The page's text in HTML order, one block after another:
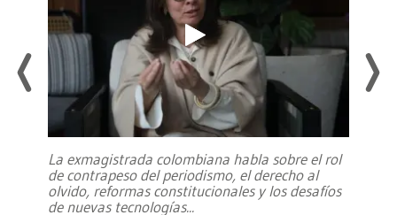
La exmagistrada colombiana habla sobre el rol
de contrapeso del periodismo, el derecho al
olvido, reformas constitucionales y los desafíos
de nuevas tecnologías...